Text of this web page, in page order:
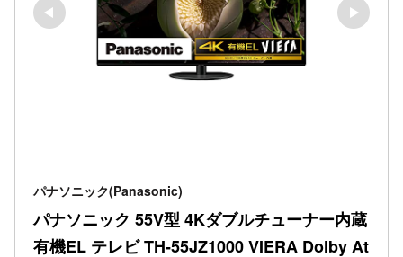
パナソニック(Panasonic)
パナソニック 55V型 4Kダブルチューナー内蔵
有機EL テレビ TH-55JZ1000 VIERA Dolby At